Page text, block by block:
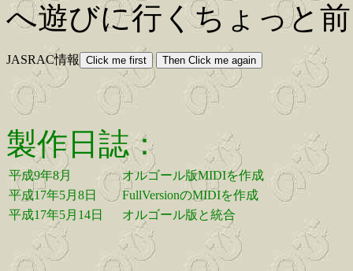
へ遊びに行くちょっと
JASRAC情報
製作日誌：
平成9年8月
オルゴール版MIDIを作成
平成17年5月8日
FullVersionのMIDIを作成
平成17年5月14日
オルゴール版と統合